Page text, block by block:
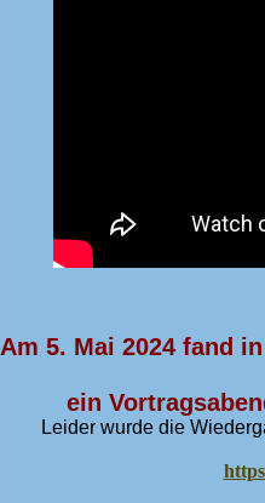
Am 5. Mai 2024 fand
ein
Leider wurde die